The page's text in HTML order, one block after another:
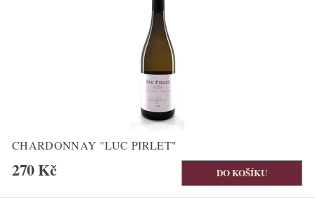
CHARDONNAY "LUC PIRLET"
270 Kč